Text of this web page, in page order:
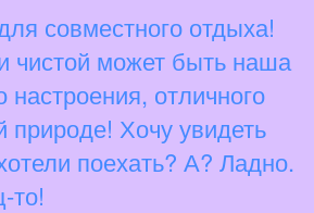
совместного отдыха!
чистой может быть наша
отличного
Хочу увидеть
поехать? А? Ладно.
то!